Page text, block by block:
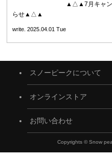
▲△▲7月キャン
らせ▲△▲
write. 2025.04.01 Tue
スノーピークについて
オンラインストア
お問い合わせ
Copyrights © Snow